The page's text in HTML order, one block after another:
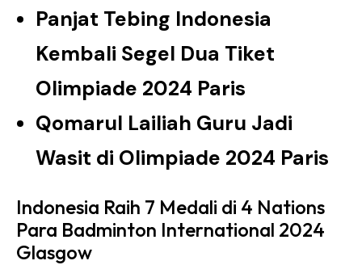
Panjat Tebing Indonesia
Kembali Segel Dua Tiket
Olimpiade 2024 Paris
Qomarul Lailiah Guru Jadi
Wasit di Olimpiade 2024 Paris
Indonesia Raih 7 Medali di 4 Nations
Para Badminton International 2024
Glasgow